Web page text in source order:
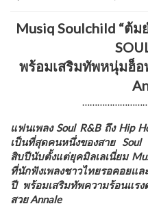
Musiq Soulchild “ต้
พร้อมเสริมทัพหนุ่มฮ็อ
แฟนเพลง Soul R&B ถึง Hip
เป็นที่สุดคนหนึ่งของสาย Soul
สิบปีนับตั้งแต่ยุคมิลเลเนี่ยม
ที่นักฟังเพลงชาวไทยรอคอยแ
ปี พร้อมเสริมทัพความร้อนแร
สวย Annale